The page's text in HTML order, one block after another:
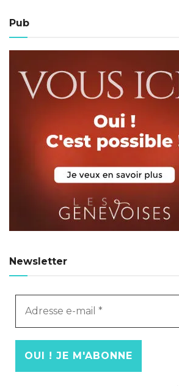
Alternative:
Pub
Newsletter
Adresse